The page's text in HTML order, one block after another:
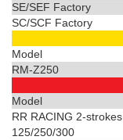
SE/SEF Factory
SC/SCF Factory
Model
RM-Z250
Model
RR RACING 2-strokes
125/250/300